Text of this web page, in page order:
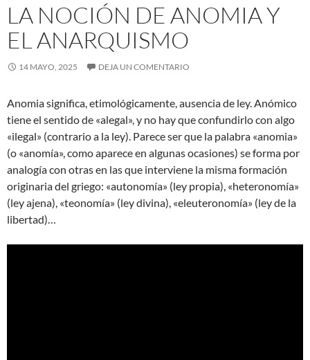
LA NOCIÓN DE ANOMIA Y
EL ANARQUISMO
14 MAYO, 2025 DEJA UN COMENTARIO
Anomia significa, etimológicamente, ausencia de ley. Anómico
tiene el sentido de «alegal», y no hay que confundirlo con algo
«ilegal» (contrario a la ley). Parece ser que la palabra «anomia»
(o «anomía», como aparece en algunas ocasiones) se forma por
analogía con otras en las que interviene la misma formación
originaria del griego: «autonomía» (ley propia), «heteronomía»
(ley ajena), «teonomía» (ley divina), «eleuteronomía» (ley de la
libertad)…